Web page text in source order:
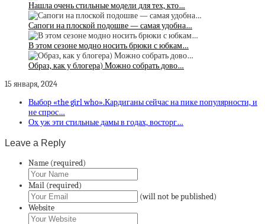
Нашла очень стильные модели для тех, кто…
Сапоги на плоской подошве — самая удобна…
В этом сезоне модно носить брюки с юбкам…
Образ, как у блогера) Можно собрать дово…
15 января, 2024
Выбор «the girl who».Кардиганы сейчас на пике популярности, и
не спрос…
Ох уж эти стильные дамы в годах, восторг…
Leave a Reply
Name (required)
Mail (required)
(will not be published)
Website